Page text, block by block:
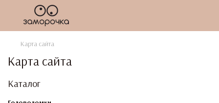
Карта сайта
Карта сайта
Каталог